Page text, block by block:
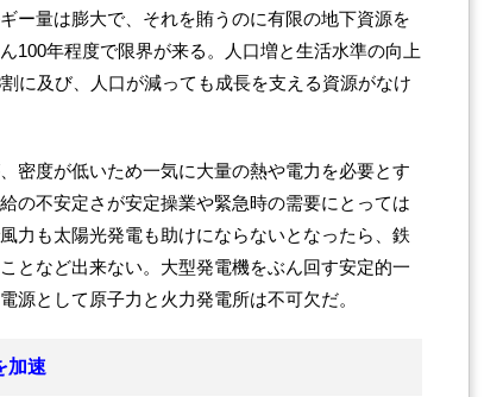
ー量は膨大で、それを賄うのに有限の地下資源を
100年程度で限界が来る。人口増と生活水準の向上
に及び、人口が減っても成長を支える資源がなけ
密度が低いため一気に大量の熱や電力を必要とす
の不安定さが安定操業や緊急時の需要にとっては
力も太陽光発電も助けにならないとなったら、鉄
となど出来ない。大型発電機をぶん回す安定的一
源として原子力と火力発電所は不可欠だ。
加速